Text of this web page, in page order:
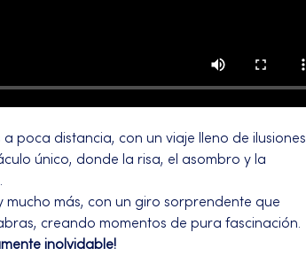
poca distancia, con un viaje lleno de ilusiones
único, donde la risa, el asombro y la
más, con un giro sorprendente que
creando momentos de pura fascinación.
inolvidable!